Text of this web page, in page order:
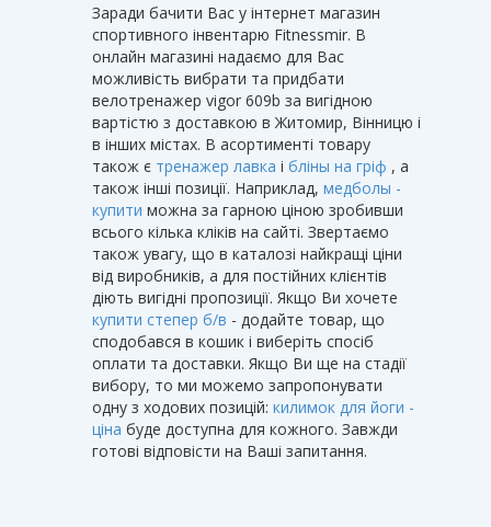
Заради бачити Вас у інтернет магазин
спортивного інвентарю Fitnessmir. В
онлайн магазині надаємо для Вас
можливість вибрати та придбати
велотренажер vigor 609b за вигідною
вартістю з доставкою в Житомир, Вінницю і
в інших містах. В асортименті товару
також є тренажер лавка і бліны на гріф , а
також інші позиції. Наприклад, медболы -
купити можна за гарною ціною зробивши
всього кілька кліків на сайті. Звертаємо
також увагу, що в каталозі найкращі ціни
від виробників, а для постійних клієнтів
діють вигідні пропозиції. Якщо Ви хочете
купити степер б/в - додайте товар, що
сподобався в кошик і виберіть спосіб
оплати та доставки. Якщо Ви ще на стадії
вибору, то ми можемо запропонувати
одну з ходових позицій: килимок для йоги -
ціна буде доступна для кожного. Завжди
готові відповісти на Ваші запитання.